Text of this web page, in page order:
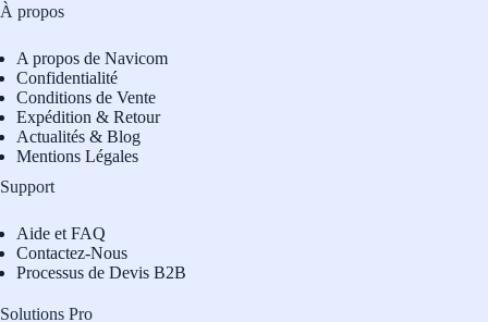
À propos
A propos de Navicom
Confidentialité
Conditions de Vente
Expédition & Retour
Actualités & Blog
Mentions Légales
Support
Aide et FAQ
Contactez-Nous
Processus de Devis B2B
Solutions Pro